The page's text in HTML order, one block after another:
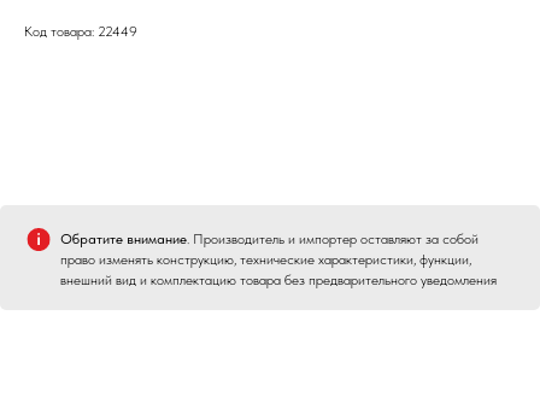
Код товара: 22449
Обратите внимание. Производитель и импортер оставляют за собой
право изменять конструкцию, технические характеристики, функции,
внешний вид и комплектацию товара без предварительного уведомления